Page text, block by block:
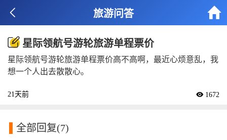
 旅游问答 
星际领航号游轮旅游单程票价
星际领航号游轮旅游单程票价高不高啊，最近心烦意乱，我
想一个人出去散散心。
21天前  1672
全部回复(7)